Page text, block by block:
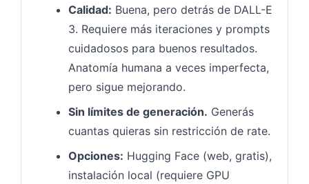
Calidad: Buena, pero detrás de DALL-E
3. Requiere más iteraciones y prompts
cuidadosos para buenos resultados.
Anatomía humana a veces imperfecta,
pero sigue mejorando.
Sin límites de generación. Generás
cuantas quieras sin restricción de rate.
Opciones: Hugging Face (web, gratis),
instalación local (requiere GPU